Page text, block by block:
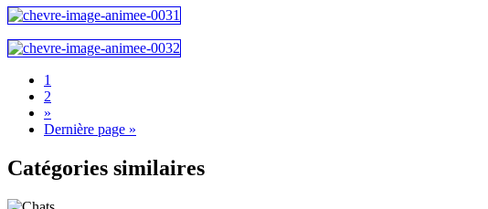
1
2
»
Dernière page »
Catégories similaires